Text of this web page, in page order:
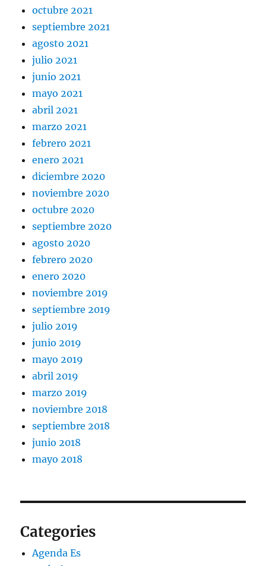
octubre 2021
septiembre 2021
agosto 2021
julio 2021
junio 2021
mayo 2021
abril 2021
marzo 2021
febrero 2021
enero 2021
diciembre 2020
noviembre 2020
octubre 2020
septiembre 2020
agosto 2020
febrero 2020
enero 2020
noviembre 2019
septiembre 2019
julio 2019
junio 2019
mayo 2019
abril 2019
marzo 2019
noviembre 2018
septiembre 2018
junio 2018
mayo 2018
Categories
Agenda Es